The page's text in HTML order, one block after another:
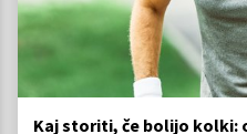
Kaj storiti, če bolijo kolki: